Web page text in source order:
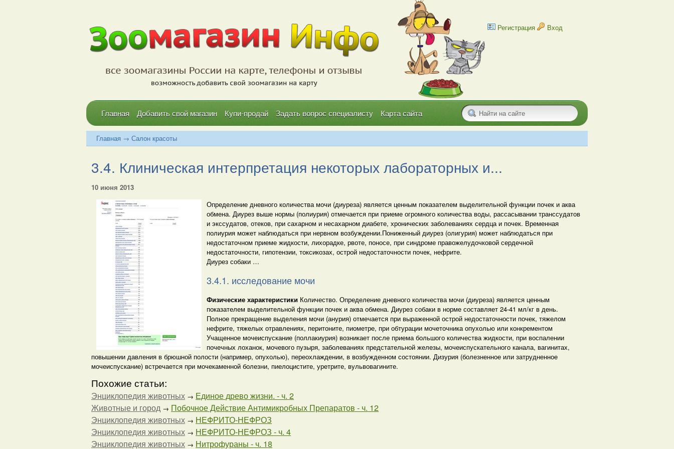
Регистрация Вход
Главная Добавить свой магазин Купи-продай Задать вопрос специалисту Карта сайта
Главная → Салон красоты
3.4. Клиническая интерпретация некоторых лабораторных и...
10 июня 2013
Определение дневного количества мочи (диуреза) является ценным показателем выделительной функции почек и аква
обмена. Диурез выше нормы (полиурия) отмечается при приеме огромного количества воды, рассасывании транссудатов
и экссудатов, отеков, при сахарном и несахарном диабете, хронических заболеваниях сердца и почек. Временная
полиурия может наблюдаться при нервном возбуждении.Пониженный диурез (олигурия) может наблюдаться при
недостаточном приеме жидкости, лихорадке, рвоте, поносе, при синдроме правожелудочковой сердечной
недостаточности, гипотензии, токсикозах, острой недостаточности почек, нефрите.
Диурез собаки …
3.4.1. исследование мочи
Физические характеристики Количество. Определение дневного количества мочи (диуреза) является ценным
показателем выделительной функции почек и аква обмена. Диурез собаки в норме составляет 24-41 мл/кг в день.
Полное прекращение выделения мочи (анурия) отмечается при выраженной острой недостаточности почек, тяжелом
нефрите, тяжелых отравлениях, перитоните, пиометре, при обтурации мочеточника опухолью или конкрементом
Учащенное мочеиспускание (поллакиурия) возникает после приема большого количества жидкости, при воспалении
почечных лоханок, мочевого пузыря, заболеваниях предстательной железы, мочеиспускательного канала, вагинитах,
повышении давления в брюшной полости (например, опухолью), переохлаждении, в возбужденном состоянии. Дизурия (болезненное или затрудненное
мочеиспускание) встречается при мочекаменной болезни, пиелоцистите, уретрите, вульвовагините.
Похожие статьи:
Энциклопедия животных → Единое древо жизни. - ч. 2
Животные и город → Побочное Действие Антимикробных Препаратов - ч. 12
Энциклопедия животных → НЕФРИТО-НЕФРОЗ
Энциклопедия животных → НЕФРИТО-НЕФРОЗ - ч. 4
Энциклопедия животных → Нитрофураны - ч. 18